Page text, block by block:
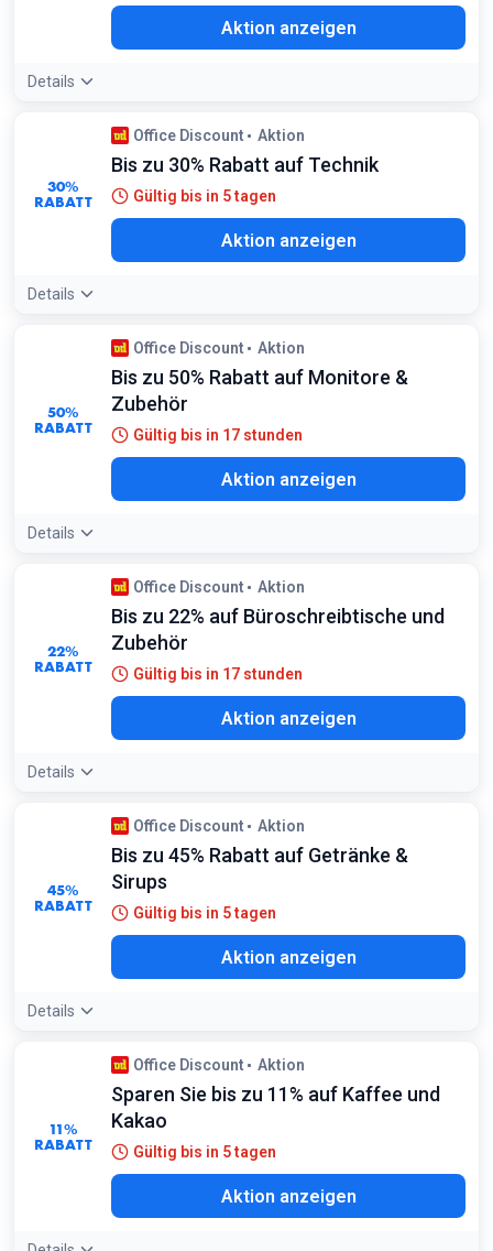
Aktion anzeigen
Details
30%
RABATT
Office Discount Aktion
Bis zu 30% Rabatt auf Technik
Gültig bis in 5 tagen
Aktion anzeigen
Details
50%
RABATT
Office Discount Aktion
Bis zu 50% Rabatt auf Monitore &
Zubehör
Gültig bis in 17 stunden
Aktion anzeigen
Details
22%
RABATT
Office Discount Aktion
Bis zu 22% auf Büroschreibtische und
Zubehör
Gültig bis in 17 stunden
Aktion anzeigen
Details
45%
RABATT
Office Discount Aktion
Bis zu 45% Rabatt auf Getränke &
Sirups
Gültig bis in 5 tagen
Aktion anzeigen
Details
11%
RABATT
Office Discount Aktion
Sparen Sie bis zu 11% auf Kaffee und
Kakao
Gültig bis in 5 tagen
Aktion anzeigen